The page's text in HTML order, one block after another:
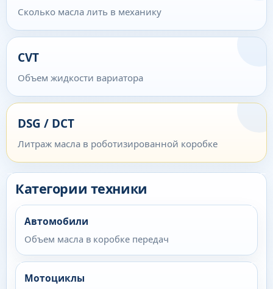
Сколько масла лить в механику
CVT
Объем жидкости вариатора
DSG / DCT
Литраж масла в роботизированной коробке
Категории техники
Автомобили
Объем масла в коробке передач
Мотоциклы